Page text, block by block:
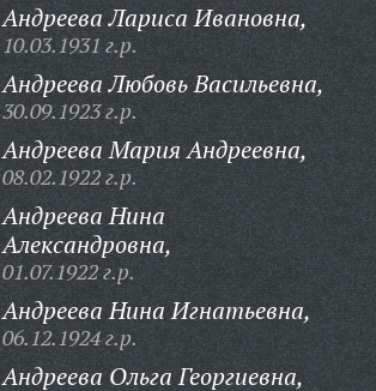
Андреева Лариса Ивановна,
10.03.1931 г.р.
Андреева Любовь Васильевна,
30.09.1923 г.р.
Андреева Мария Андреевна,
08.02.1922 г.р.
Андреева Нина
Александровна,
01.07.1922 г.р.
Андреева Нина Игнатьевна,
06.12.1924 г.р.
Андреева Ольга Георгиевна,